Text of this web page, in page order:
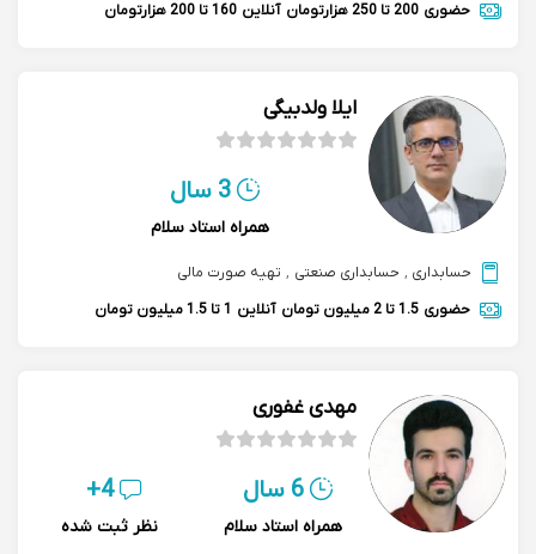
حضوری 200 تا 250 هزارتومان آنلاین 160 تا 200 هزارتومان
ایلا ولدبیگی
3 سال
همراه استاد سلام
حسابداری , حسابداری صنعتی , تهیه صورت مالی
حضوری 1.5 تا 2 میلیون تومان آنلاین 1 تا 1.5 میلیون تومان
مهدی غفوری
6 سال
همراه استاد سلام
4+
نظر ثبت شده